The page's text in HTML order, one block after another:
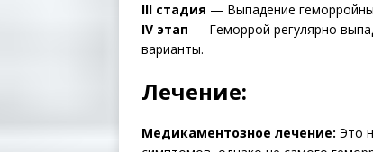
III стадия — Выпадение
IV этап — Геморрой регулярно
варианты.
Лечение:
Медикаментозное лечение: Это